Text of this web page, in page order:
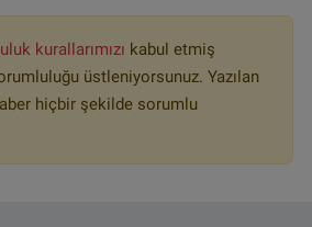
kurallarımızı kabul etmiş
üstleniyorsunuz. Yazılan
hiçbir şekilde sorumlu